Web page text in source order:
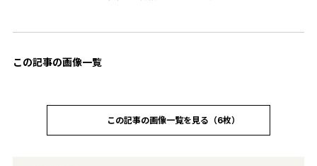
この記事の画像一覧
この記事の画像一覧を見る（6枚）